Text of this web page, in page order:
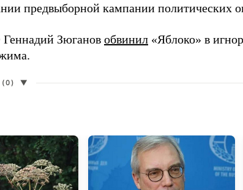
предвыборной кампании политических
Зюганов обвинил «Яблоко» в
▼